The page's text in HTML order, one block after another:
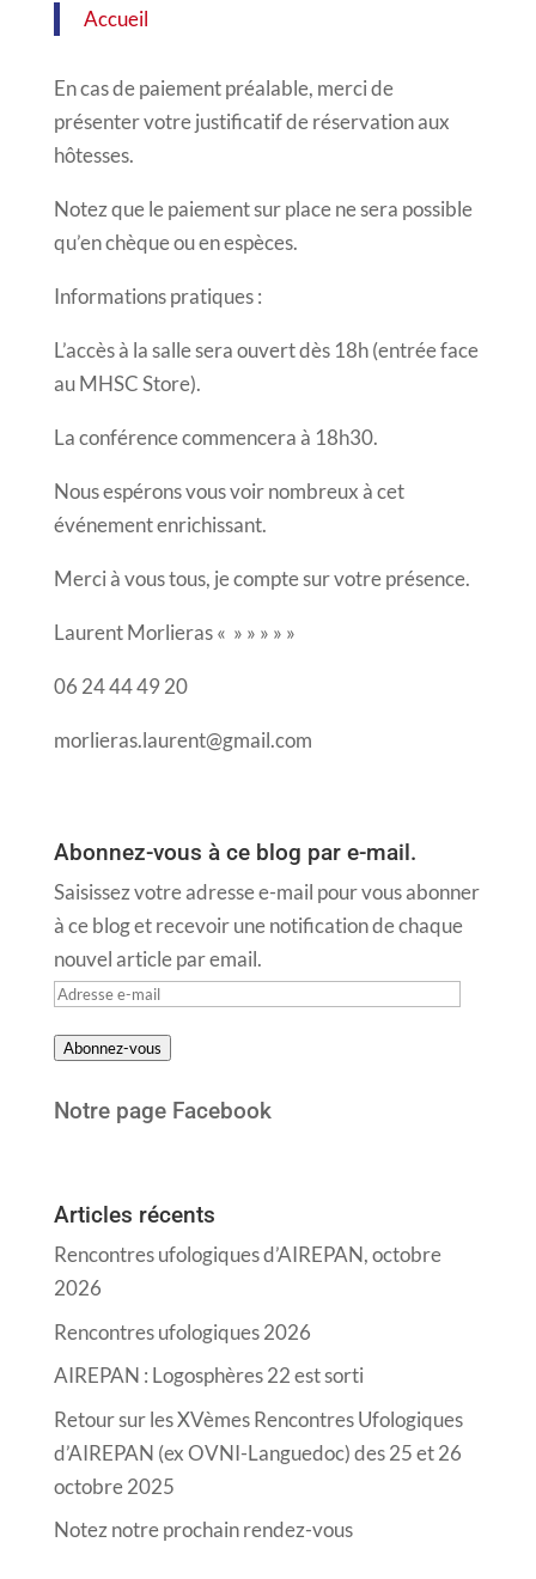
Accueil
En cas de paiement préalable, merci de
présenter votre justificatif de réservation aux
hôtesses.
Notez que le paiement sur place ne sera possible
qu’en chèque ou en espèces.
Informations pratiques :
L’accès à la salle sera ouvert dès 18h (entrée face
au MHSC Store).
La conférence commencera à 18h30.
Nous espérons vous voir nombreux à cet
événement enrichissant.
Merci à vous tous, je compte sur votre présence.
Laurent Morlieras « » » » » »
06 24 44 49 20
morlieras.laurent@gmail.com
Abonnez-vous à ce blog par e-mail.
Saisissez votre adresse e-mail pour vous abonner
à ce blog et recevoir une notification de chaque
nouvel article par email.
Adresse
mail
Abonnez-vous
Notre page Facebook
Articles récents
Rencontres ufologiques d’AIREPAN, octobre
2026
Rencontres ufologiques 2026
AIREPAN : Logosphères 22 est sorti
Retour sur les XVèmes Rencontres Ufologiques
d’AIREPAN (ex OVNI-Languedoc) des 25 et 26
octobre 2025
Notez notre prochain rendez-vous